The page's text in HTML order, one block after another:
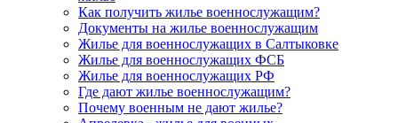
Как получить жилье военнослужащим?
Документы на жилье военнослужащим
Жилье для военнослужащих в Салтыковке
Жилье для военнослужащих ФСБ
Жилье для военнослужащих РФ
Где дают жилье военнослужащим?
Почему военным не дают жилье?